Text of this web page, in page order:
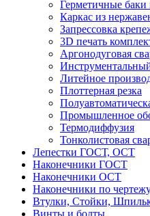
Герметичные баки
Каркас из
Запрессовка
3D печать
Аргонодуговая
Литейное
Плоттерная резка
Промышленное
Термодиффузия
Тонколистовая
Лепестки ГОСТ, ОСТ
Наконечники ГОСТ
Наконечники ОСТ
Наконечники по
Втулки, Стойки,
Винты и болты